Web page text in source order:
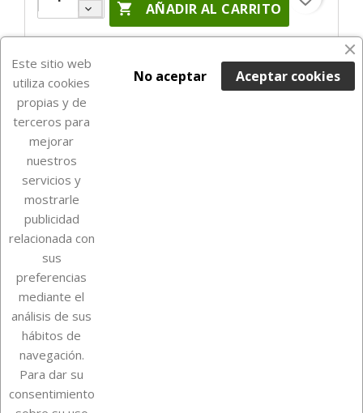
 AÑADIR AL CARRITO

Su cuenta
Información de la tienda
Este sitio web
utiliza cookies
propias y de
terceros para
mejorar
nuestros
servicios y
mostrarle
publicidad
relacionada con
sus
preferencias
mediante el
análisis de sus
hábitos de
navegación.
Para dar su
consentimiento
Aceptar cookies
No aceptar